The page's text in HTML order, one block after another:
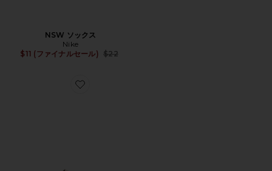
NSW ソックス
Nike
$11 (ファイナルセール) Previous price:
$22
Favorite ARIZONA サンダル